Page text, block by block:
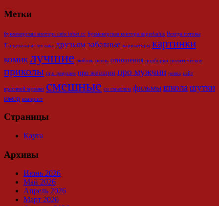
Метки
Букмекерская контора cafe inbet cc Букмекерская контора superbahis Всегда готовы
Танцевальная музыка друзьям забавные карикатуры картинки
комиклучшие любовь осень отношения подборки политические
приколы про девушек про женщин про мужчин ревва сайт
красивой музыки смешные со смыслом фильмы школа шутки
юмор юморист
Страницы
Карта
Архивы
Июнь 2026
Май 2026
Апрель 2026
Март 2026